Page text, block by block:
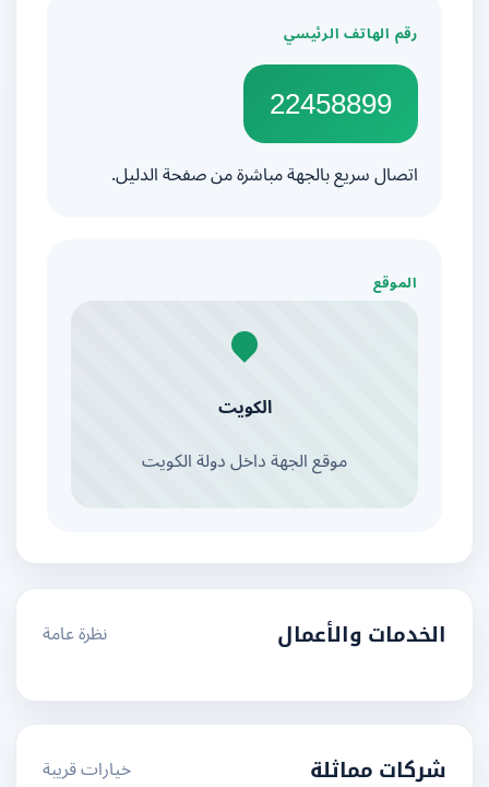
رقم الهاتف الرئيسي
22458899
اتصال سريع بالجهة مباشرة من صفحة الدليل.
الموقع
الكويت
موقع الجهة داخل دولة الكويت
الخدمات والأعمال نظرة عامة
شركات مماثلة خيارات قريبة